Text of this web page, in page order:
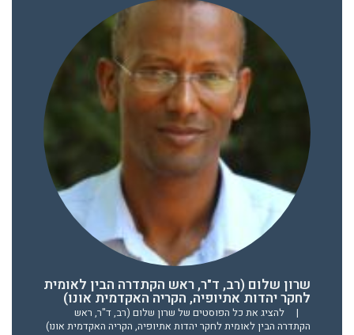
שרון שלום (רב, ד"ר, ראש הקתדרה הבין לאומית
לחקר יהדות אתיופיה, הקריה האקדמית אונו)
|
להציג את כל הפוסטים של שרון שלום (רב, ד"ר, ראש
הקתדרה הבין לאומית לחקר יהדות אתיופיה, הקריה האקדמית אונו)